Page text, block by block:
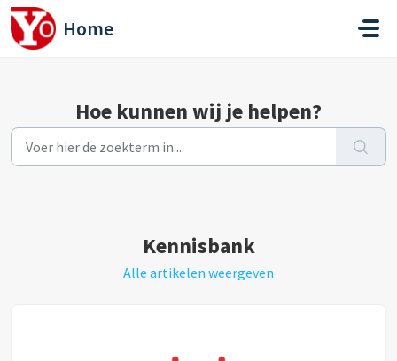
Doorgaan naar hoofdinhoud
Home
Hoe kunnen wij je helpen?
Kennisbank
Alle artikelen weergeven